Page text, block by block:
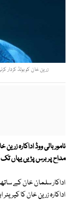
زرین خان کو بولڈ کردار
نامور بالی ووڈ اداکارہ
مداح پر برس پڑیں یہاں
اداکار سلمان خان کے ساتھ
اداکارہ زرین خان کا